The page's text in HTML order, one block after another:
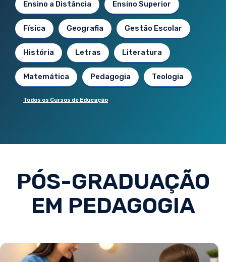
Ensino a Distância Ensino Superior
Física Geografia Gestão Escolar
História Letras Literatura
Matemática Pedagogia Teologia
Todos os Cursos de Educação
PÓS-GRADUAÇÃO
EM PEDAGOGIA